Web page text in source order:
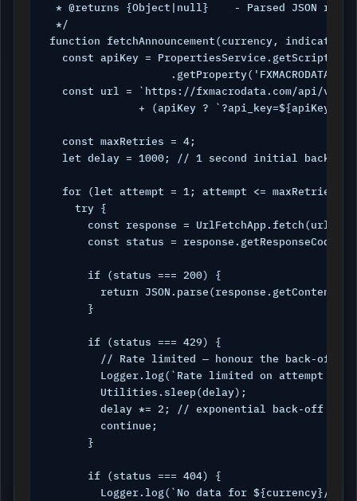
* @returns {Object|null}    - Parsed JSON
*/
function fetchAnnouncement(currency, indicator)
const apiKey =
const url = `https://fxmacrodata.com/api/v1/
+ (apiKey ? `?api_key=${apiKey}`
  const maxRetries = 4;
  let delay = 1000; // 1 second initial back-off
for (let attempt = 1; attempt <= maxRetries;
    try {
const response = UrlFetchApp.fetch(url, {
      const status = response.getResponseCode();
      if (status === 200) {
return
      }
      if (status === 429) {
// Rate limited — honour the back-off
Logger.log(`Rate limited on attempt
        Utilities.sleep(delay);
        delay *= 2; // exponential back-off
        continue;
      }
      if (status === 404) {
Logger.log(`No data for ${currency}/